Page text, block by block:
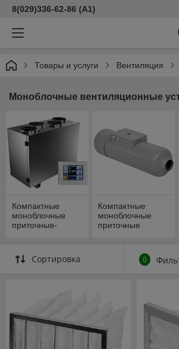
8(029)336-62-86 (A1)
Товары и услуги Вентиляция
Моноблочные вентиляционные
Компактные
моноблочные
приточные-
Компактные
моноблочные
приточные
Сортировка 0